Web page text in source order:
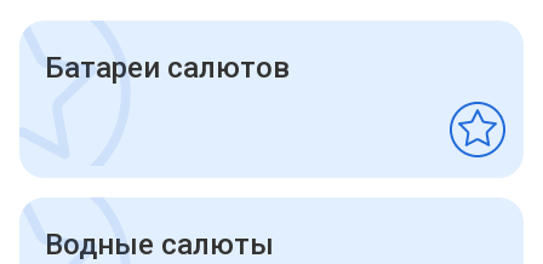
Батареи салютов
Водные салюты